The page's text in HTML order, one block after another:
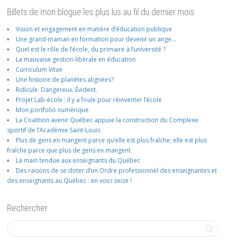
Billets de mon blogue les plus lus au fil du dernier mois
Vision et engagement en matière d’éducation publique
Une grand-maman en formation pour devenir un ange…
Quel est le rôle de l’école, du primaire à l’université ?
La mauvaise gestion libérale en éducation
Curriculum Vitae
Une histoire de planètes alignées?
Ridicule. Dangereux. Évident.
Projet Lab-école : il y a foule pour réinventer l’école
Mon portfolio numérique
La Coalition avenir Québec appuie la construction du Complexe
sportif de l’Académie Saint-Louis
Plus de gens en mangent parce qu’elle est plus fraîche; elle est plus
fraîche parce que plus de gens en mangent
La main tendue aux enseignants du Québec
Des raisons de se doter d’un Ordre professionnel des enseignantes et
des enseignants au Québec : en voici seize !
Rechercher